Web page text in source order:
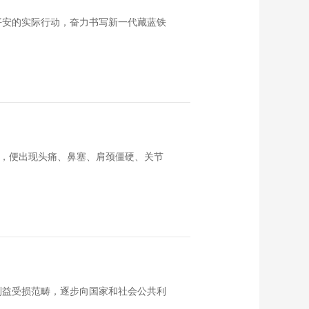
的实际行动，奋力书写新一代藏蓝铁
便出现头痛、鼻塞、肩颈僵硬、关节
受损范畴，逐步向国家和社会公共利